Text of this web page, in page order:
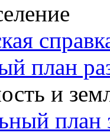
план
и
план